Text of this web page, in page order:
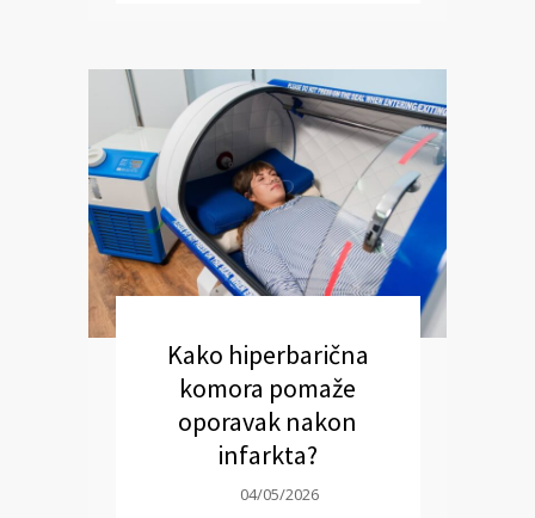
Kako hiperbarična
komora pomaže
oporavak nakon
infarkta?
04/05/2026